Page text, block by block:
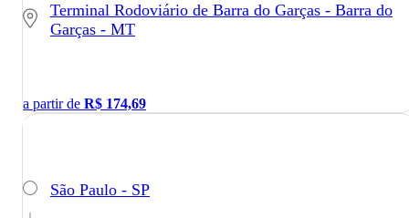
Terminal Rodoviário de Barra do Garças - Barra do
Garças - MT
a partir de R$ 174,69
São Paulo - SP